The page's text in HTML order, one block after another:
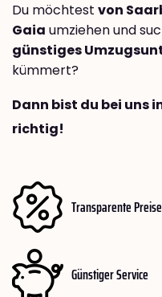
Du möchtest von
Gaia umziehen und
günstiges
kümmert?
Dann bist du bei uns
richtig!
Transparente Preise
Günstiger Service